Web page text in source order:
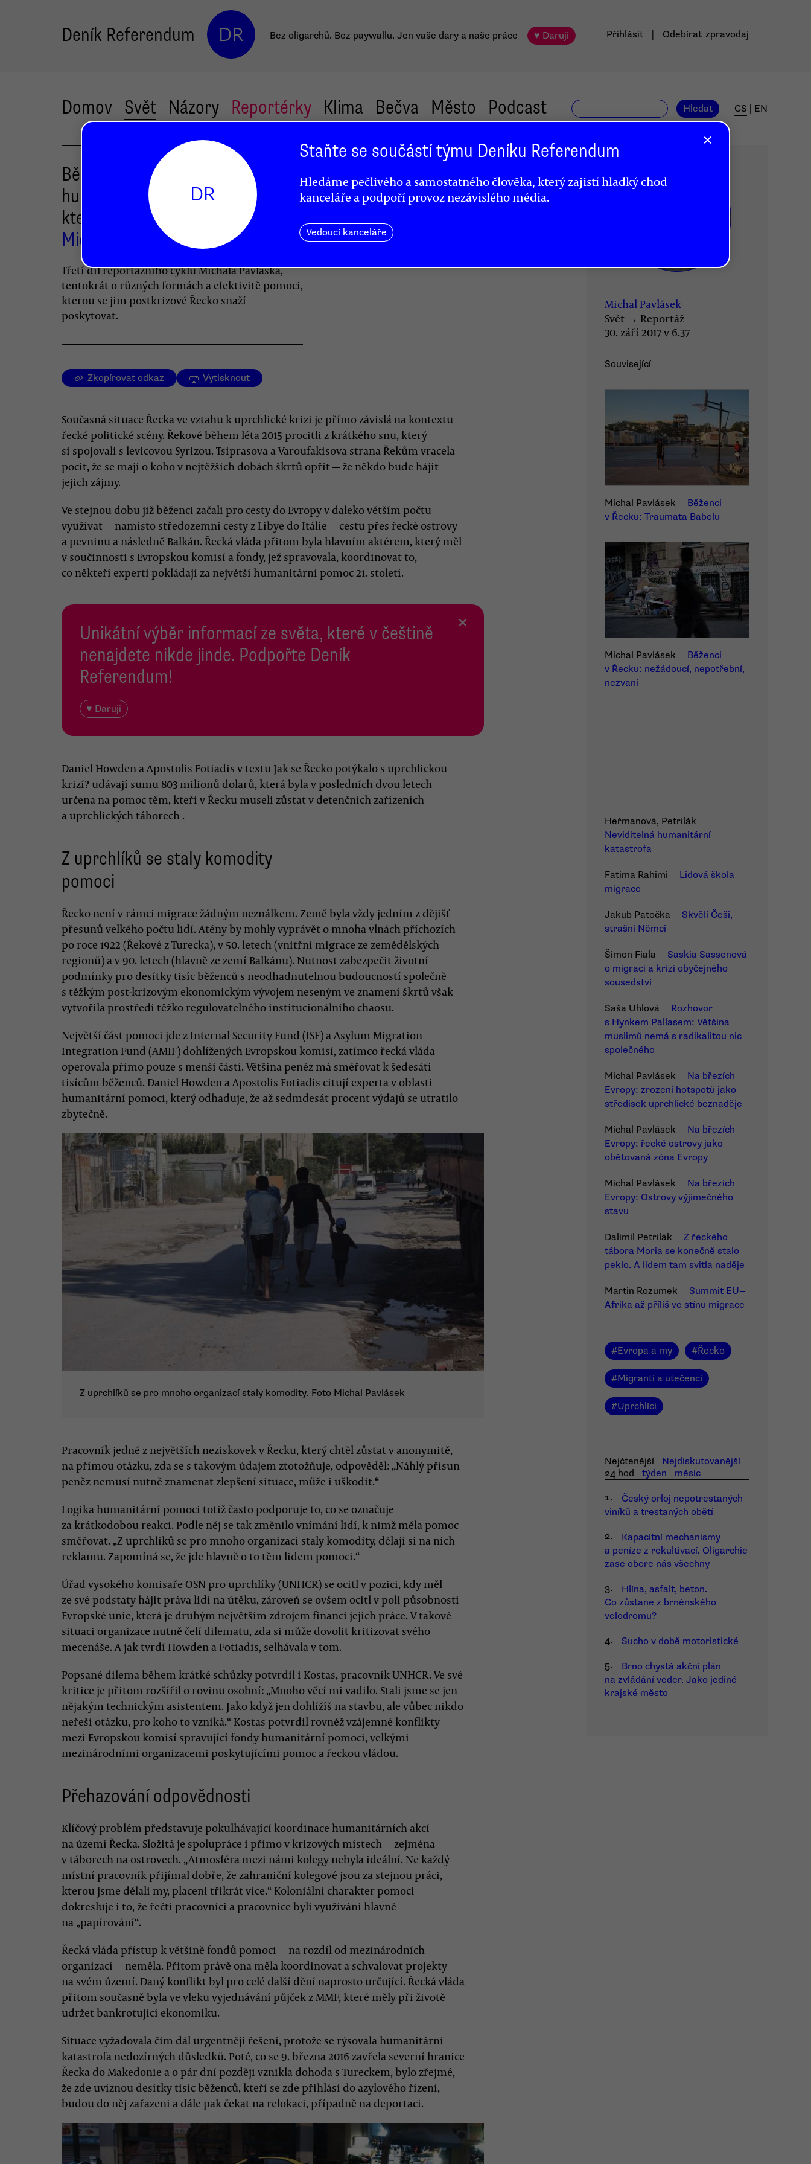
Deník Referendum DR Bez oligarchů. Bez paywallu. Jen vaše dary a naše práce ♥ Daruji Přihlásit Odebírat zpravodaj
Domov Svět Názory Reportérky Klima Bečva Město Podcast Hledat CS EN
Běženci v Řecku: Největší
humanitární akce 21. století,
která se nepodařila
Michal Pavlásek
Třetí díl reportážního cyklu Michala Pavláska,
tentokrát o různých formách a efektivitě pomoci,
kterou se jim postkrizové Řecko snaží
poskytovat.
Zkopírovat odkaz Vytisknout
Současná situace Řecka ve vztahu k uprchlické krizi je přímo závislá na kontextu
řecké politické scény. Řekové během léta 2015 procitli z krátkého snu, který
si spojovali s levicovou Syrizou. Tsiprasova a Varoufakisova strana Řekům vracela
pocit, že se mají o koho v nejtěžších dobách škrtů opřít — že někdo bude hájit
jejich zájmy.
Ve stejnou dobu již běženci začali pro cesty do Evropy v daleko větším počtu
využívat — namísto středozemní cesty z Libye do Itálie — cestu přes řecké ostrovy
a pevninu a následně Balkán. Řecká vláda přitom byla hlavním aktérem, který měl
v součinnosti s Evropskou komisí a fondy, jež spravovala, koordinovat to,
co někteří experti pokládají za největší humanitární pomoc 21. století.
Unikátní výběr informací ze světa, které v češtině
nenajdete nikde jinde. Podpořte Deník
Referendum!
♥ Daruji
×
Daniel Howden a Apostolis Fotiadis v textu Jak se Řecko potýkalo s uprchlickou
krizí? udávají sumu 803 milionů dolarů, která byla v posledních dvou letech
určena na pomoc těm, kteří v Řecku museli zůstat v detenčních zařízeních
a uprchlických táborech .
Z uprchlíků se staly komodity
pomoci
Řecko není v rámci migrace žádným neználkem. Země byla vždy jedním z dějišť
přesunů velkého počtu lidí. Atény by mohly vyprávět o mnoha vlnách příchozích
po roce 1922 (Řekové z Turecka), v 50. letech (vnitřní migrace ze zemědělských
regionů) a v 90. letech (hlavně ze zemí Balkánu). Nutnost zabezpečit životní
podmínky pro desítky tisíc běženců s neodhadnutelnou budoucností společně
s těžkým post-krizovým ekonomickým vývojem neseným ve znamení škrtů však
vytvořila prostředí těžko regulovatelného institucionálního chaosu.
Největší část pomoci jde z Internal Security Fund (ISF) a Asylum Migration
Integration Fund (AMIF) dohlížených Evropskou komisí, zatímco řecká vláda
operovala přímo pouze s menší částí. Většina peněz má směřovat k šedesáti
tisícům běženců. Daniel Howden a Apostolis Fotiadis citují experta v oblasti
humanitární pomoci, který odhaduje, že až sedmdesát procent výdajů se utratilo
zbytečně.
Z uprchlíků se pro mnoho organizací staly komodity. Foto Michal Pavlásek
Pracovník jedné z největších neziskovek v Řecku, který chtěl zůstat v anonymitě,
na přímou otázku, zda se s takovým údajem ztotožňuje, odpověděl: „Náhlý přísun
peněz nemusí nutně znamenat zlepšení situace, může i uškodit.“
Logika humanitární pomoci totiž často podporuje to, co se označuje
za krátkodobou reakci. Podle něj se tak změnilo vnímání lidí, k nimž měla pomoc
směřovat. „Z uprchlíků se pro mnoho organizací staly komodity, dělají si na nich
reklamu. Zapomíná se, že jde hlavně o to těm lidem pomoci.“
Úřad vysokého komisaře OSN pro uprchlíky (UNHCR) se ocitl v pozici, kdy měl
ze své podstaty hájit práva lidí na útěku, zároveň se ovšem ocitl v poli působnosti
Evropské unie, která je druhým největším zdrojem financí jejich práce. V takové
situaci organizace nutně čelí dilematu, zda si může dovolit kritizovat svého
mecenáše. A jak tvrdí Howden a Fotiadis, selhávala v tom.
Popsané dilema během krátké schůzky potvrdil i Kostas, pracovník UNHCR. Ve své
kritice je přitom rozšířil o rovinu osobní: „Mnoho věcí mi vadilo. Stali jsme se jen
nějakým technickým asistentem. Jako když jen dohlížíš na stavbu, ale vůbec nikdo
neřeší otázku, pro koho to vzniká.“ Kostas potvrdil rovněž vzájemné konflikty
mezi Evropskou komisí spravující fondy humanitární pomoci, velkými
mezinárodními organizacemi poskytujícími pomoc a řeckou vládou.
Přehazování odpovědnosti
Klíčový problém představuje pokulhávající koordinace humanitárních akcí
na území Řecka. Složitá je spolupráce i přímo v krizových místech — zejména
v táborech na ostrovech. „Atmosféra mezi námi kolegy nebyla ideální. Ne každý
místní pracovník přijímal dobře, že zahraniční kolegové jsou za stejnou práci,
kterou jsme dělali my, placeni třikrát více.“ Koloniální charakter pomoci
dokresluje i to, že řečtí pracovníci a pracovnice byli využíváni hlavně
na „papírování“.
Řecká vláda přístup k většině fondů pomoci — na rozdíl od mezinárodních
organizací — neměla. Přitom právě ona měla koordinovat a schvalovat projekty
na svém území. Daný konflikt byl pro celé další dění naprosto určující. Řecká vláda
přitom současně byla ve vleku vyjednávání půjček z MMF, které měly při životě
udržet bankrotující ekonomiku.
Situace vyžadovala čím dál urgentněji řešení, protože se rýsovala humanitární
katastrofa nedozírných důsledků. Poté, co se 9. března 2016 zavřela severní hranice
Řecka do Makedonie a o pár dní později vznikla dohoda s Tureckem, bylo zřejmé,
že zde uvíznou desítky tisíc běženců, kteří se zde přihlásí do azylového řízení,
budou do něj zařazeni a dále pak čekat na relokaci, případně na deportaci.
Michal Pavlásek
Svět → Reportáž
30. září 2017 v 6.37
Související
Michal Pavlásek
Běženci
v Řecku: Traumata Babelu
Michal Pavlásek
Běženci
v Řecku: nežádoucí, nepotřební,
nezvaní
Heřmanová, Petrilák
Neviditelná humanitární
katastrofa
Fatima Rahimi
Lidová škola
migrace
Jakub Patočka
Skvělí Češi,
strašní Němci
Šimon Fiala
Saskia Sassenová
o migraci a krizi obyčejného
sousedství
Saša Uhlová
Rozhovor
s Hynkem Pallasem: Většina
muslimů nemá s radikalitou nic
společného
Michal Pavlásek
Na březích
Evropy: zrození hotspotů jako
středisek uprchlické beznaděje
Michal Pavlásek
Na březích
Evropy: řecké ostrovy jako
obětovaná zóna Evropy
Michal Pavlásek
Na březích
Evropy: Ostrovy výjimečného
stavu
Dalimil Petrilák
Z řeckého
tábora Moria se konečně stalo
peklo. A lidem tam svitla naděje
Martin Rozumek
Summit EU—
Afrika až příliš ve stínu migrace
#Evropa a my #Řecko
#Migranti a utečenci
#Uprchlíci
Nejčtenější
Nejdiskutovanější
24 hod
týden
měsíc
1.
Český orloj nepotrestaných
viníků a trestaných obětí
2.
Kapacitní mechanismy
a peníze z rekultivací. Oligarchie
zase obere nás všechny
3.
Hlína, asfalt, beton.
Co zůstane z brněnského
velodromu?
4.
Sucho v době motoristické
5.
Brno chystá akční plán
na zvládání veder. Jako jediné
krajské město
×
DR
Staňte se součástí týmu Deníku Referendum
Hledáme pečlivého a samostatného člověka, který zajistí hladký chod
kanceláře a podpoří provoz nezávislého média.
Vedoucí kanceláře